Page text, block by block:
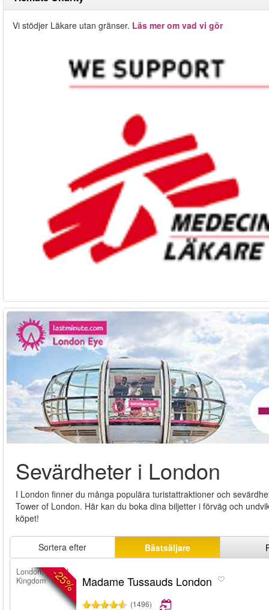
Vi stödjer Läkare utan gränser. Läs mer om vad vi gör
Sevärdheter i London
I London finner du många populära turistattraktioner och
Tower of London. Här kan du boka dina biljetter i förväg och
köpet!
Sortera efter Bästsäljare
-25%
London, United
Kingdom
Madame Tussauds London
(1496)